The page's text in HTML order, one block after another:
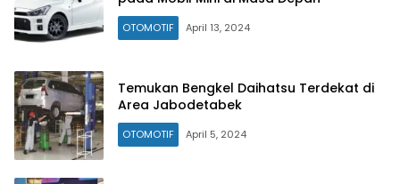
OTOMOTIF April 13, 2024
Temukan Bengkel Daihatsu Terdekat di
Area Jabodetabek
OTOMOTIF April 5, 2024